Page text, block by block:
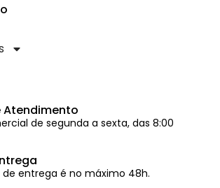
Atendimento
de segunda a sexta, das 8:00
de entrega é no máximo 48h.